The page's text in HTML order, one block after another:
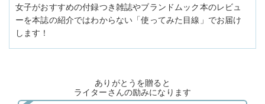
女子がおすすめの付録つき雑誌やブランドムック本のレビュ
ーを本誌の紹介ではわからない「使ってみた目線」でお届け
します！
ありがとうを贈ると
ライターさんの励みになります